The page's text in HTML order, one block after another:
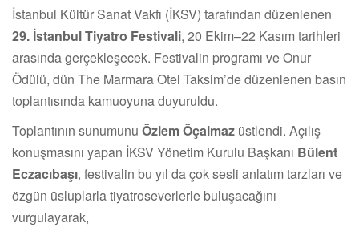
İstanbul Kültür Sanat Vakfı (İKSV) tarafından düzenlenen
29. İstanbul Tiyatro Festivali, 20 Ekim–22 Kasım tarihleri
arasında gerçekleşecek. Festivalin programı ve Onur
Ödülü, dün The Marmara Otel Taksim’de düzenlenen basın
toplantısında kamuoyuna duyuruldu.
Toplantının sunumunu Özlem Öçalmaz üstlendi. Açılış
konuşmasını yapan İKSV Yönetim Kurulu Başkanı Bülent
Eczacıbaşı, festivalin bu yıl da çok sesli anlatım tarzları ve
özgün üsluplarla tiyatroseverlerle buluşacağını
vurgulayarak,